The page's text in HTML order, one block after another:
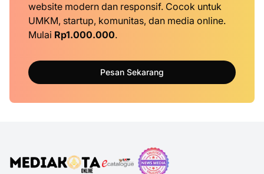
website modern dan responsif. Cocok untuk
UMKM, startup, komunitas, dan media online.
Mulai Rp1.000.000.
Pesan Sekarang